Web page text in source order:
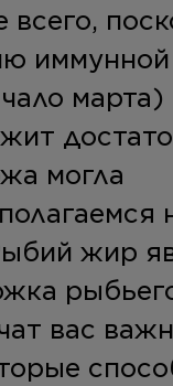
марта)
могла
жир
вас